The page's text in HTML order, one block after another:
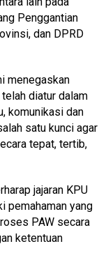
Penggantian
dan DPRD
menegaskan
diatur dalam
komunikasi dan
satu kunci agar
tepat, tertib,
jajaran KPU
pemahaman yang
PAW secara
ketentuan